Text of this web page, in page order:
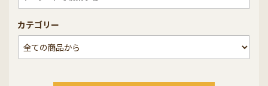
カテゴリー